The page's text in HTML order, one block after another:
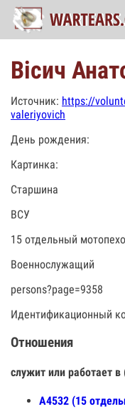
Вісич
Источник: https://
valeriyovich
День рождения:
Картинка:
Старшина
ВСУ
15 отдельный
Военнослужащий
persons?page=9358
Идентификационный
Отношения
служит или работает в
А4532 (15